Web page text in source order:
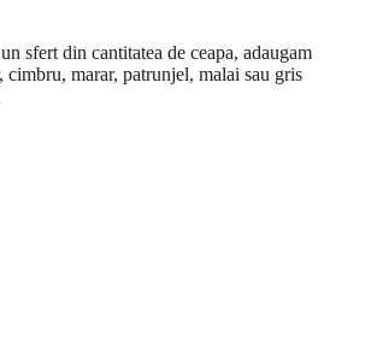
sfert din cantitatea de ceapa, adaugam
cimbru, marar, patrunjel, malai sau gris